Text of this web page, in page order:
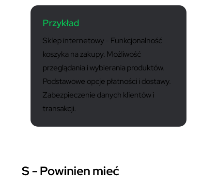
Przykład
Sklep internetowy - Funkcjonalność
koszyka na zakupy. Możliwość
przeglądania i wybierania produktów.
Podstawowe opcje płatności i dostawy.
Zabezpieczenie danych klientów i
transakcji.
S - Powinien mieć